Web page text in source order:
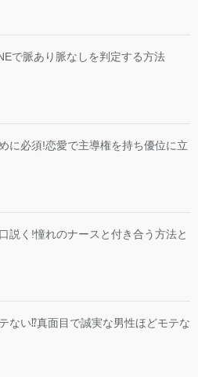
で脈あり脈なしを判定する方法
に必須!恋愛で主導権を持ち優位に立
説く!憧れのナースと付き合う方法と
ない⁉︎真面目で誠実な男性ほどモテな